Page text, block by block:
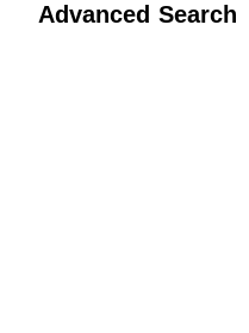
Advanced Search